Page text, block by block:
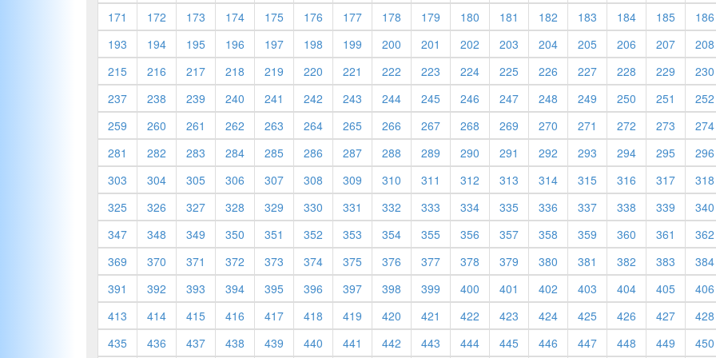
171 172 173 174 175 176 177 178 179 180 181 182 183 184 185
186
193
194 195 196 197 198 199 200 201 202 203 204 205 206 207
208
215
216 217 218 219 220 221 222 223 224 225 226 227 228 229
230
237
238 239 240 241 242 243 244 245 246 247 248 249 250 251
252
259
260 261 262 263 264 265 266 267 268 269 270 271 272 273
274
281
282 283 284 285 286 287 288 289 290 291 292 293 294 295
296
303
304 305 306 307 308 309 310 311 312 313 314 315 316 317
318
325
326 327 328 329 330 331 332 333 334 335 336 337 338 339
340
347
348 349 350 351 352 353 354 355 356 357 358 359 360 361
362
369
370 371 372 373 374 375 376 377 378 379 380 381 382 383
384
391
392 393 394 395 396 397 398 399 400 401 402 403 404 405
406
413
414 415 416 417 418 419 420 421 422 423 424 425 426 427
428
435
436 437 438 439 440 441 442 443 444 445 446 447 448 449 450